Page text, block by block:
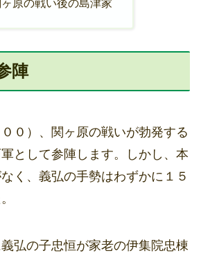
原の戦い後の島津家
陣
０）、関ヶ原の戦いが勃発する
として参陣します。しかし、本
く、義弘の手勢はわずかに１５
弘の子忠恒が家老の伊集院忠棟